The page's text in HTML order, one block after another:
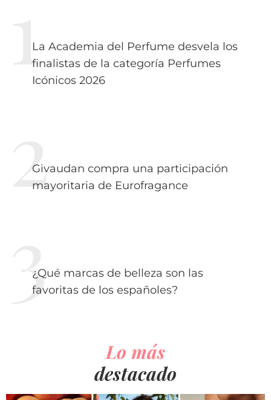
La Academia del Perfume desvela los
finalistas de la categoría Perfumes
Icónicos 2026
Givaudan compra una participación
mayoritaria de Eurofragance
¿Qué marcas de belleza son las
favoritas de los españoles?
Lo más
destacado